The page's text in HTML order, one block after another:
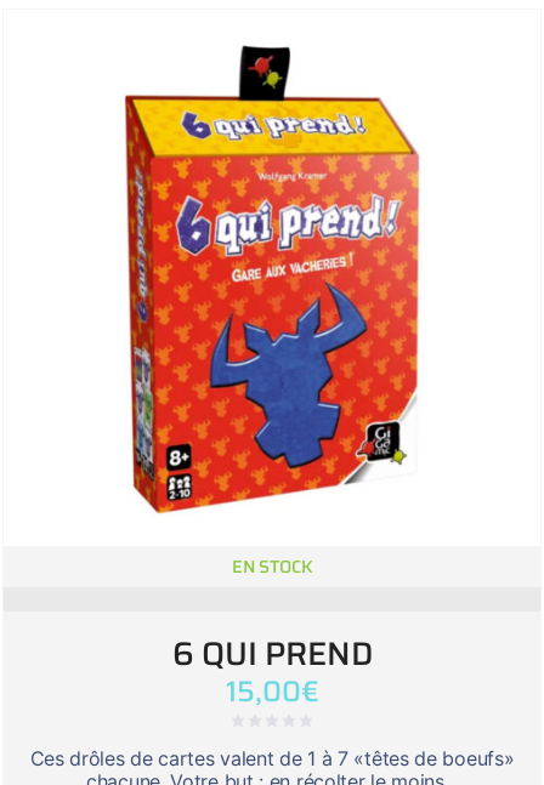
EN STOCK
6 QUI PREND
15,00€
Ces drôles de cartes valent de 1 à 7 «têtes de boeufs»